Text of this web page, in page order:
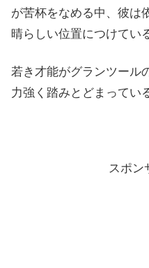
が苦杯をなめる中、彼は
晴らしい位置につけてい
若き才能がグランツール
力強く踏みとどまってい
スポン